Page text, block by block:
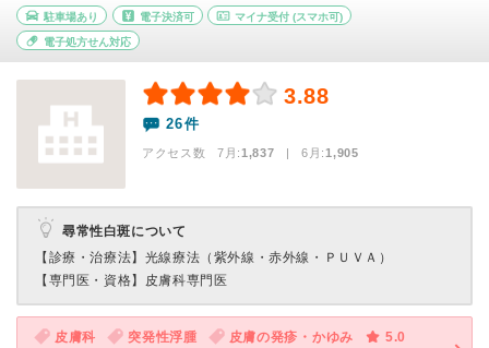
駐車場あり 電子決済可 マイナ受付 (スマホ可)
電子処方せん対応
3.88
26件
アクセス数 7月:1,837 | 6月:1,905
尋常性白斑について
【診療・治療法】 光線療法（紫外線・赤外線・ＰＵＶＡ）
【専門医・資格】 皮膚科専門医
皮膚科 突発性浮腫 皮膚の発疹・かゆみ
5.0